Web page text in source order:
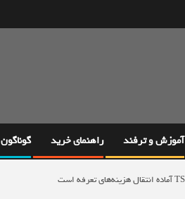
آموزش و ترفند راهنمای خرید گوناگون